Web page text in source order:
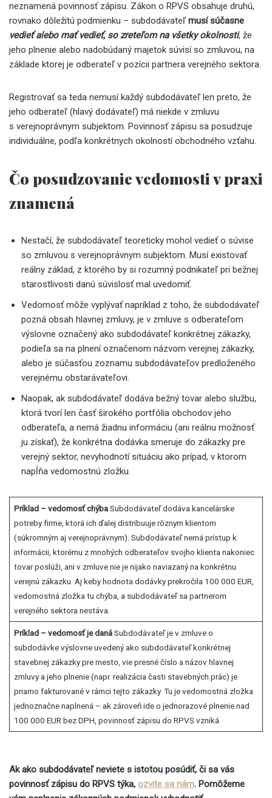
neznamená povinnosť zápisu. Zákon o RPVS obsahuje druhú,
rovnako dôležitú podmienku – subdodávateľ musí súčasne
vedieť alebo mať vedieť, so zreteľom na všetky okolnosti, že
jeho plnenie alebo nadobúdaný majetok súvisí so zmluvou, na
základe ktorej je odberateľ v pozícii partnera verejného sektora.
Registrovať sa teda nemusí každý subdodávateľ len preto, že
jeho odberateľ (hlavý dodávateľ) má niekde v zmluvu
s verejnoprávnym subjektom. Povinnosť zápisu sa posudzuje
individuálne, podľa konkrétnych okolností obchodného vzťahu.
Čo posudzovanie vedomosti v praxi
znamená
Nestačí, že subdodávateľ teoreticky mohol vedieť o súvise
so zmluvou s verejnoprávnym subjektom. Musí existovať
reálny základ, z ktorého by si rozumný podnikateľ pri bežnej
starostlivosti danú súvislosť mal uvedomiť.
Vedomosť môže vyplývať napríklad z toho, že subdodávateľ
pozná obsah hlavnej zmluvy, je v zmluve s odberateľom
výslovne označený ako subdodávateľ konkrétnej zákazky,
podieľa sa na plnení označenom názvom verejnej zákazky,
alebo je súčasťou zoznamu subdodávateľov predloženého
verejnému obstarávateľovi.
Naopak, ak subdodávateľ dodáva bežný tovar alebo službu,
ktorá tvorí len časť širokého portfólia obchodov jeho
odberateľa, a nemá žiadnu informáciu (ani reálnu možnosť
ju získať), že konkrétna dodávka smeruje do zákazky pre
verejný sektor, nevyhodnotí situáciu ako prípad, v ktorom
napĺňa vedomostnú zložku.
Príklad – vedomosť chýbaSubdodávateľ dodáva kancelárske
potreby firme, ktorá ich ďalej distribuuje rôznym klientom
(súkromným aj verejnoprávnym). Subdodávateľ nemá prístup k
informácii, ktorému z mnohých odberateľov svojho klienta nakoniec
tovar poslúži, ani v zmluve nie je nijako naviazaný na konkrétnu
verejnú zákazku. Aj keby hodnota dodávky prekročila 100 000 EUR,
vedomostná zložka tu chýba, a subdodávateľ sa partnerom
verejného sektora nestáva.
Príklad – vedomosť je danáSubdodávateľ je v zmluve o
subdodávke výslovne uvedený ako subdodávateľ konkrétnej
stavebnej zákazky pre mesto, vie presné číslo a názov hlavnej
zmluvy a jeho plnenie (napr. realizácia časti stavebných prác) je
priamo fakturované v rámci tejto zákazky. Tu je vedomostná zložka
jednoznačne naplnená – ak zároveň ide o jednorazové plnenie nad
100 000 EUR bez DPH, povinnosť zápisu do RPVS vzniká.
Ak ako subdodávateľ neviete s istotou posúdiť, či sa vás
povinnosť zápisu do RPVS týka, ozvite sa nám. Pomôžeme